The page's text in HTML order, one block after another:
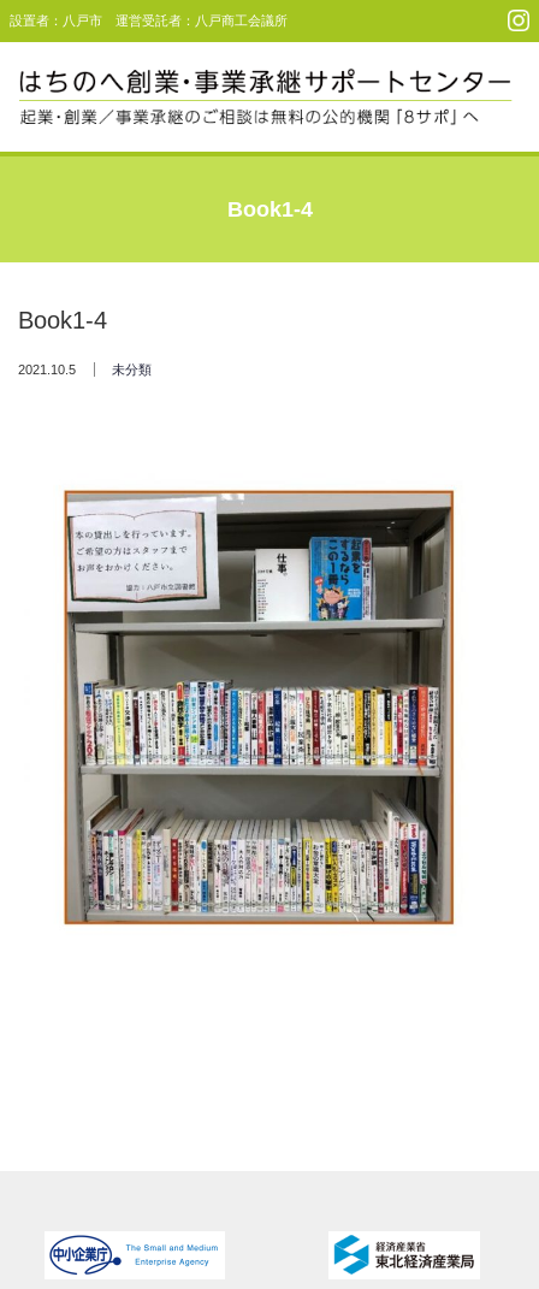
設置者：八戸市 運営受託者：八戸商工会議所
Book1-4
Book1-4
2021.10.5 未分類
起業・創業支援
プライバシーポリシー